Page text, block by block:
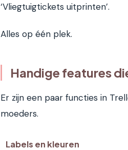
‘Vliegtuigtickets uitprinten’.
Alles op één plek.
Handige features
Er zijn een paar functies in
moeders.
Labels en kleuren